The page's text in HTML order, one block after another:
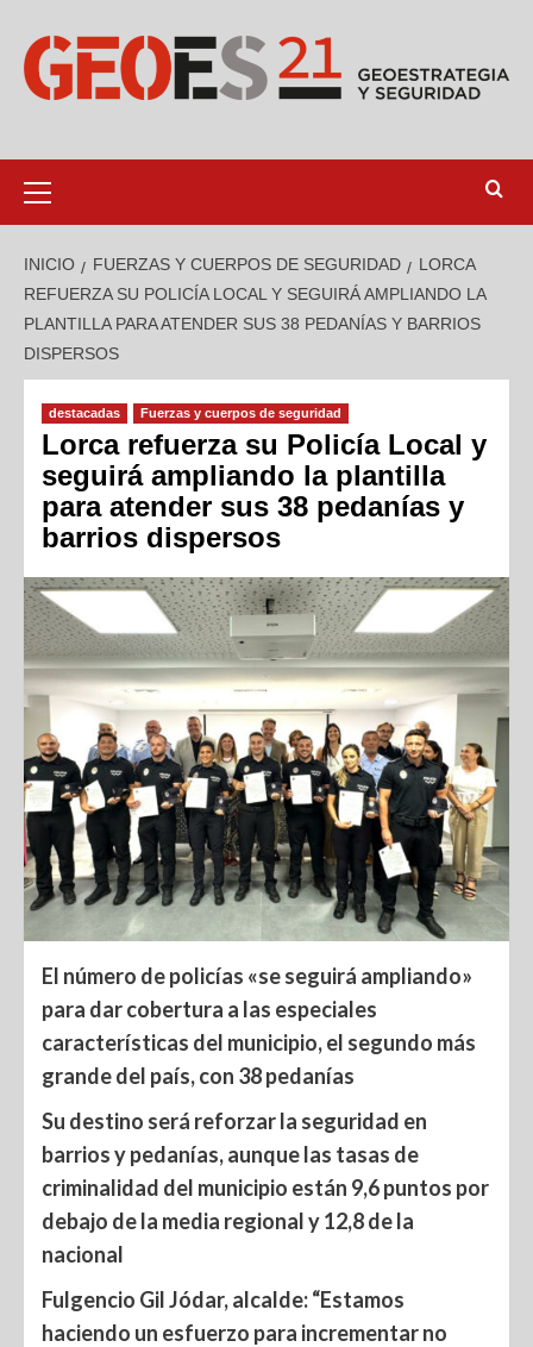
INICIO FUERZAS Y CUERPOS DE SEGURIDAD
LORCA
REFUERZA SU POLICÍA LOCAL Y SEGUIRÁ AMPLIANDO LA
PLANTILLA PARA ATENDER SUS 38 PEDANÍAS Y BARRIOS
DISPERSOS
destacadas Fuerzas y cuerpos de seguridad
Lorca refuerza su Policía Local y
seguirá ampliando la plantilla
para atender sus 38 pedanías y
barrios dispersos
El número de policías «se seguirá ampliando»
para dar cobertura a las especiales
características del municipio, el segundo más
grande del país, con 38 pedanías
Su destino será reforzar la seguridad en
barrios y pedanías, aunque las tasas de
criminalidad del municipio están 9,6 puntos por
debajo de la media regional y 12,8 de la
nacional
Fulgencio Gil Jódar, alcalde: “Estamos
haciendo un esfuerzo para incrementar no